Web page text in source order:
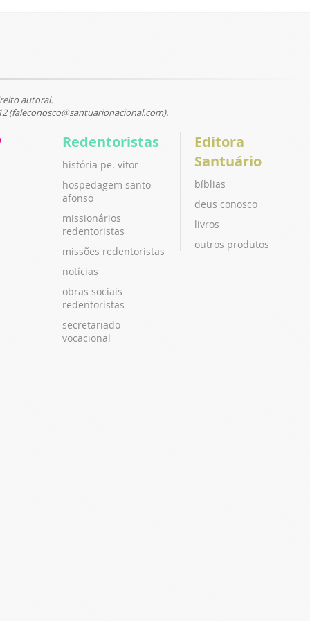
autoral.
(faleconosco@santuarionacional.com).
Redentoristas
história pe. vitor
hospedagem santo
afonso
missionários
redentoristas
missões redentoristas
notícias
obras sociais
redentoristas
secretariado
vocacional
Editora
Santuário
bíblias
deus conosco
livros
outros produtos